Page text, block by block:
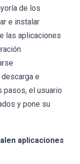
de los
e instalar
las aplicaciones
e
pasos, el usuario
y pone su
aplicaciones